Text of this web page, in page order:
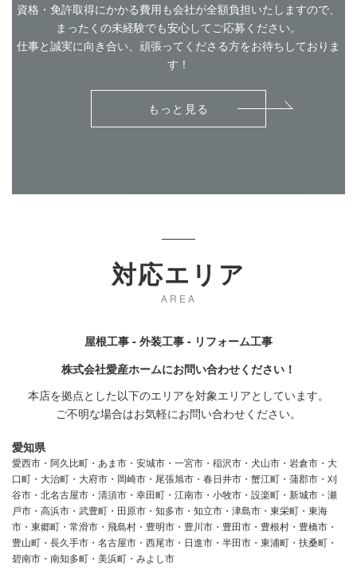
資格・免許取得にかかる費用も会社が全額負担いたしますので、
まったくの未経験でも安心してご応募ください。
仕事と誠実に向き合い、頑張ってくださる方をお待ちしておりま
す！
もっと見る
対応エリア
AREA
屋根工事 - 外装工事 - リフォーム工事
株式会社愛産ホームにお問い合わせください！
本店を拠点とした以下のエリアを対象エリアとしています。
ご不明な場合はお気軽にお問い合わせください。
愛知県
愛西市・阿久比町・あま市・安城市・一宮市・稲沢市・犬山市・岩倉市・大
口町・大治町・大府市・岡崎市・尾張旭市・春日井市・蟹江町・蒲郡市・刈
谷市・北名古屋市・清須市・幸田町・江南市・小牧市・設楽町・新城市・瀬
戸市・高浜市・武豊町・田原市・知多市・知立市・津島市・東栄町・東海
市・東郷町・常滑市・飛島村・豊明市・豊川市・豊田市・豊根村・豊橋市・
豊山町・長久手市・名古屋市・西尾市・日進市・半田市・東浦町・扶桑町・
碧南市・南知多町・美浜町・みよし市